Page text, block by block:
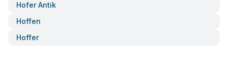
Hofer Antik
Hoffen
Hoffer